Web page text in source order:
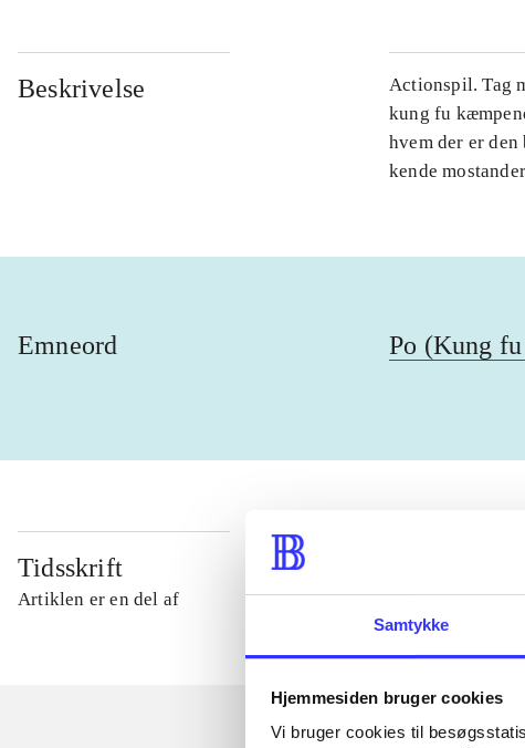
Samtykke
Hjemmesiden bruger cookies
Vi bruger cookies til
Beskrivelse
Actionspil. Tag
kung fu
hvem der er
kende
Emneord Po (Kung fu
Tidsskrift
Artiklen er en del af